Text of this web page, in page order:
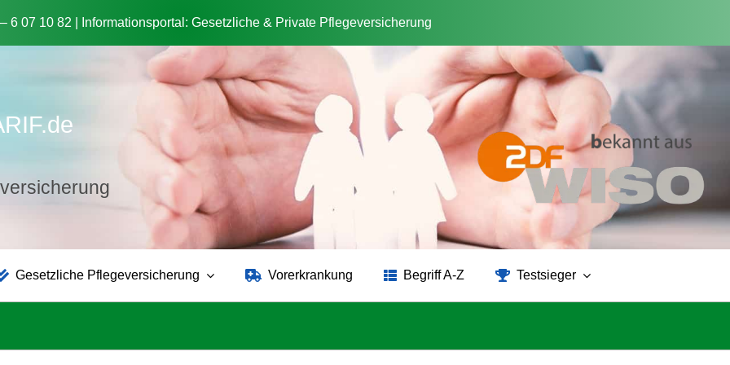
6 07 10 82 | Informationsportal: Gesetzliche & Private Pflegeversicherung
Gesetzliche Pflegeversicherung Vorerkrankung Begriff A-Z Testsieger